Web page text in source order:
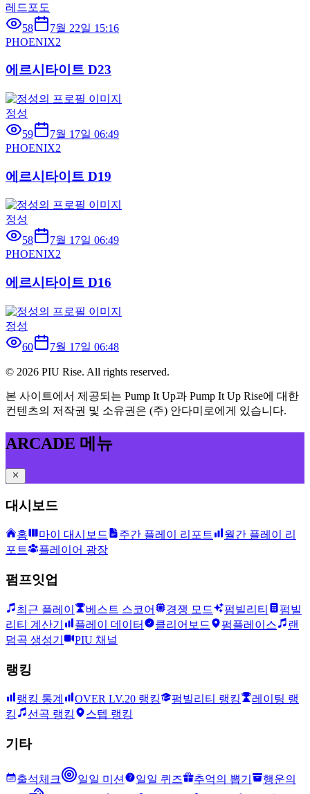
레드포도
58
7월 22일 15:16
PHOENIX2
에르시타이트 D23
정성
59
7월 17일 06:49
PHOENIX2
에르시타이트 D19
정성
58
7월 17일 06:49
PHOENIX2
에르시타이트 D16
정성
60
7월 17일 06:48
© 2026 PIU Rise. All rights reserved.
본 사이트에서 제공되는 Pump It Up과 Pump It Up Rise에 대한
컨텐츠의 저작권 및 소유권은 (주) 안다미로에게 있습니다.
ARCADE 메뉴
대시보드
홈 마이 대시보드 주간 플레이 리포트
월간 플레이 리
포트
플레이어 광장
펌프잇업
최근 플레이 베스트 스코어 경쟁 모드 펌빌리티
펌빌
리티 계산기
플레이 데이터 클리어보드 펌플레이스
랜
덤곡 생성기
PIU 채널
랭킹
랭킹 통계 OVER LV.20 랭킹 펌빌리티 랭킹
레이팅 랭
킹
선곡 랭킹 스텝 랭킹
기타
출석체크 일일 미션 일일 퀴즈 추억의 뽑기
행운의